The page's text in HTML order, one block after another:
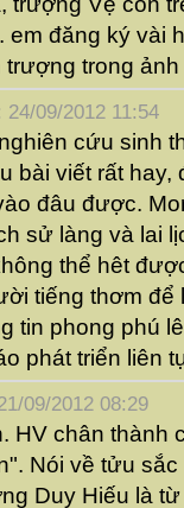
em đăng ký vài
trong
09/2012 11:54
cứu sinh
bài viết rất hay,
đâu được.
sử làng và lai
thể hêt
tiếng thơm để
tin phong phú
phát triển liên
09/2012 08:29
HV chân thành
Nói về tửu
Duy Hiếu là